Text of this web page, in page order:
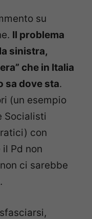
su
Il problema
sinistra,
che in Italia
sa dove sta.
(un esempio
Socialisti
con
Pd non
ci sarebbe